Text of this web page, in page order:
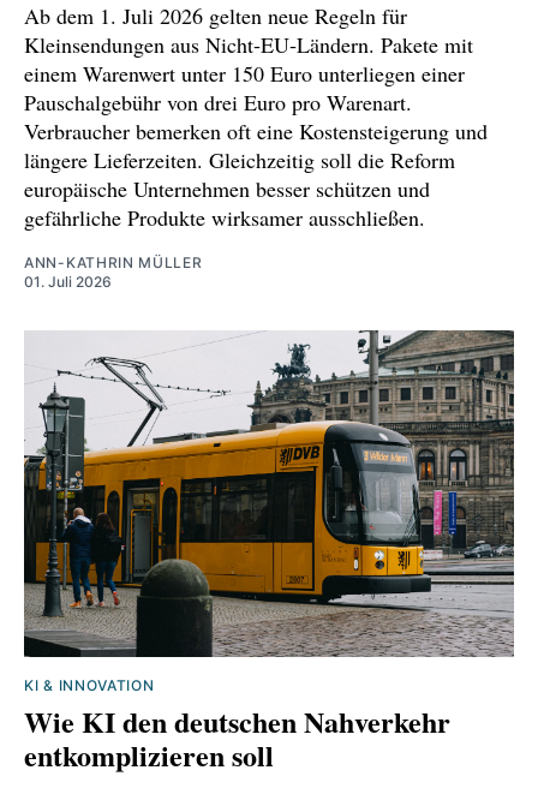
Ab dem 1. Juli 2026 gelten neue Regeln für
Kleinsendungen aus Nicht‑EU‑Ländern. Pakete mit
einem Warenwert unter 150 Euro unterliegen einer
Pauschalgebühr von drei Euro pro Warenart.
Verbraucher bemerken oft eine Kostensteigerung und
längere Lieferzeiten. Gleichzeitig soll die Reform
europäische Unternehmen besser schützen und
gefährliche Produkte wirksamer ausschließen.
ANN-KATHRIN MÜLLER
01. Juli 2026
KI & INNOVATION
Wie KI den deutschen Nahverkehr
entkomplizieren soll